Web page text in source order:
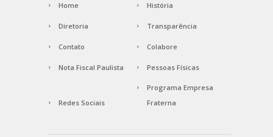
Home História
Diretoria Transparência
Contato Colabore
Nota Fiscal Paulista Pessoas Físicas
Redes Sociais
Programa Empresa
Fraterna